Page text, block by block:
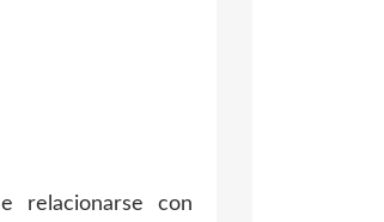
relacionarse con